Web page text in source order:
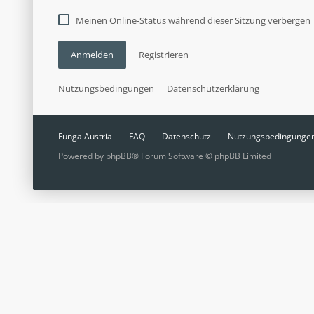
Meinen Online-Status während dieser Sitzung verbergen
Anmelden Registrieren
Nutzungsbedingungen Datenschutzerklärung
Funga Austria FAQ Datenschutz
Powered by phpBB® Forum Software © phpBB Limited